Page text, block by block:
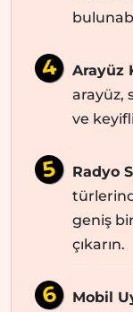
Arayüz
arayüz,
ve
Radyo
geniş
çıkarın.
Mobil